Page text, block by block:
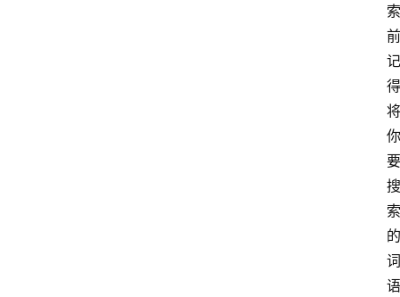
索
前
记
得
将
你
要
搜
索
的
词
语